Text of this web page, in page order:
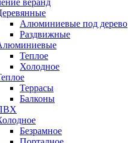
веранд
Алюминиевые под дерево
Раздвижные
Теплое
Холодное
Террасы
Балконы
Безрамное